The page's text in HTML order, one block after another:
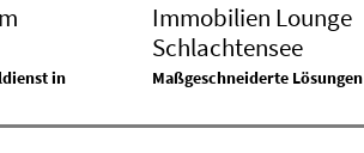
in
Immobilien Lounge
Schlachtensee
Maßgeschneiderte Lösungen